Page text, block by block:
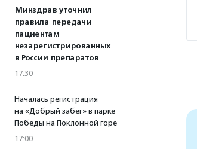
Минздрав уточнил
правила передачи
пациентам
незарегистрированных
в России препаратов
17:30
Началась регистрация
на «Добрый забег» в парке
Победы на Поклонной горе
17:00